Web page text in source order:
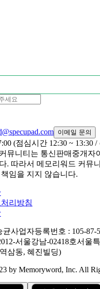
이메일 문의
(점심시간 12:30 ~ 13:30
뮤니티는 통신판매중개자
. 따라서 메모리워드 커뮤
임을 지지 않습니다.
리방침
균사업자등록번호 : 105-87-
서울강남-02418호서울
삼동, 혜진빌딩)
by Memoryword, Inc. All